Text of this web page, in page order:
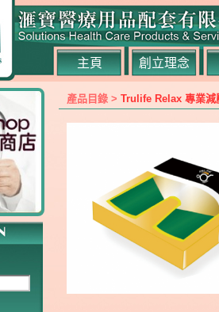
主頁 創立理念
產品目錄 > Trulife Relax 專業減